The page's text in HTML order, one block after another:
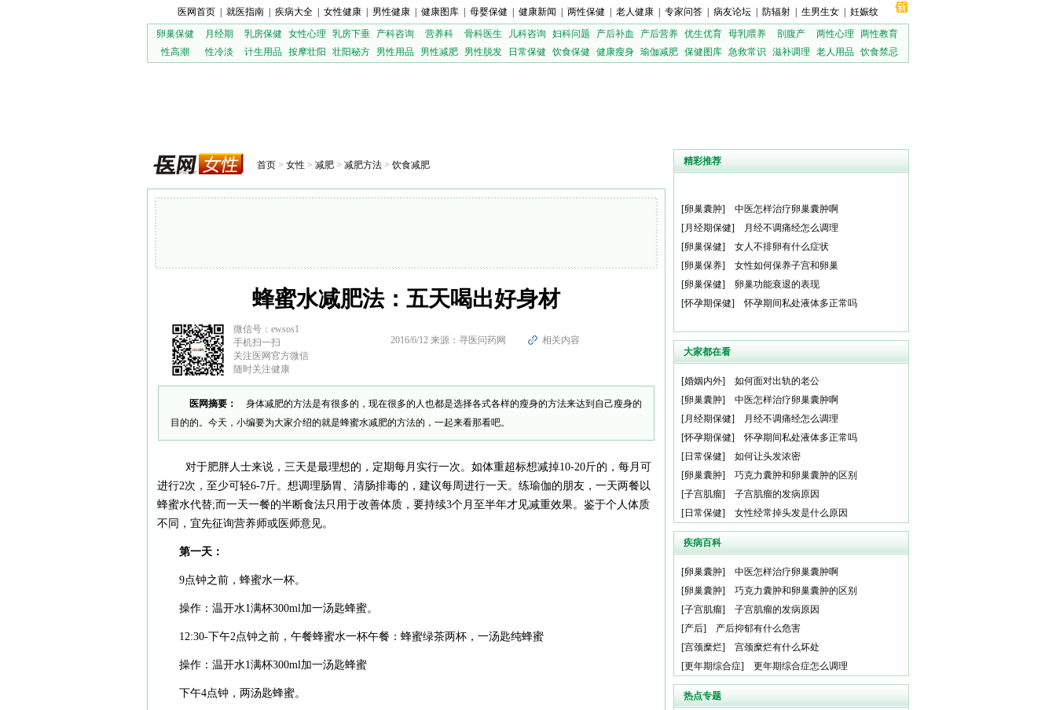
医网首页 就医指南 疾病大全 女性健康 男性健康 健康图库 母婴保健 健康新闻 两性保健 老人健康 专家问答 病友论坛 防辐射 生男生女
妊娠纹
卵巢保健
月经期 乳房保健 女性心理 乳房下垂 产科咨询 营养科 骨科医生 儿科咨询 妇科问题 产后补血 产后营养 优生优育 母乳喂养 剖腹产 两性心理
两性教育
性高潮
性冷淡 计生用品 按摩壮阳 壮阳秘方 男性用品 男性减肥 男性脱发 日常保健 饮食保健 健康瘦身 瑜伽减肥 保健图库 急救常识 滋补调理 老人用品 饮食禁忌
首页 > 女性 > 减肥 > 减肥方法 > 饮食减肥
蜂蜜水减肥法：五天喝出好身材
微信号：ewsos1
手机扫一扫
关注医网官方微信
随时关注健康
2016/6/12 来源：寻医问药网 相关内容
医网摘要：
身体减肥的方法是有很多的，现在很多的人也都是选择各式各样的瘦身的方法来达到自己瘦身的
目的的。今天，小编要为大家介绍的就是蜂蜜水减肥的方法的，一起来看那看吧。
对于肥胖人士来说，三天是最理想的，定期每月实行一次。如体重超标想减掉10-20斤的，每月可
进行2次，至少可轻6-7斤。想调理肠胃、清肠排毒的，建议每周进行一天。练瑜伽的朋友，一天两餐以
蜂蜜水代替;而一天一餐的半断食法只用于改善体质，要持续3个月至半年才见减重效果。鉴于个人体质
不同，宜先征询营养师或医师意见。
第一天：
9点钟之前，蜂蜜水一杯。
操作：温开水1满杯300ml加一汤匙蜂蜜。
12:30-下午2点钟之前，午餐蜂蜜水一杯午餐：蜂蜜绿茶两杯，一汤匙纯蜂蜜
操作：温开水1满杯300ml加一汤匙蜂蜜
下午4点钟，两汤匙蜂蜜。
精彩推荐
[卵巢囊肿]
中医怎样治疗卵巢囊肿啊
[月经期保健]
月经不调痛经怎么调理
[卵巢保健]
女人不排卵有什么症状
[卵巢保养]
女性如何保养子宫和卵巢
[卵巢保健]
卵巢功能衰退的表现
[怀孕期保健] 怀孕期间私处液体多正常吗
大家都在看
[婚姻内外]
如何面对出轨的老公
[卵巢囊肿]
中医怎样治疗卵巢囊肿啊
[月经期保健]
月经不调痛经怎么调理
[怀孕期保健]
怀孕期间私处液体多正常吗
[日常保健]
如何让头发浓密
[卵巢囊肿]
巧克力囊肿和卵巢囊肿的区别
[子宫肌瘤]
子宫肌瘤的发病原因
[日常保健] 女性经常掉头发是什么原因
疾病百科
[卵巢囊肿]
中医怎样治疗卵巢囊肿啊
[卵巢囊肿]
巧克力囊肿和卵巢囊肿的区别
[子宫肌瘤]
子宫肌瘤的发病原因
[产后]
产后抑郁有什么危害
[宫颈糜烂]
宫颈糜烂有什么坏处
[更年期综合症] 更年期综合症怎么调理
热点专题